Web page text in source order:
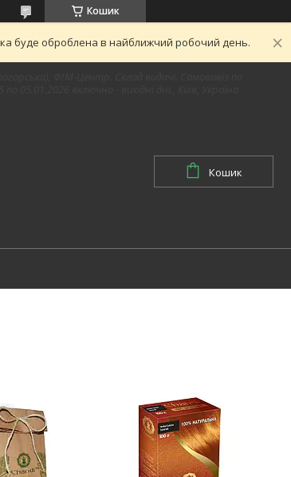
Кошик
буде оброблена в найближчий робочий день.
Кошик